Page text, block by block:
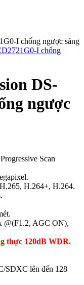
DS-
ngược
Scan
H.264+, H.264.
@(F1.2, AGC ON),
thực 120dB WDR.
SDXC lên đến 128